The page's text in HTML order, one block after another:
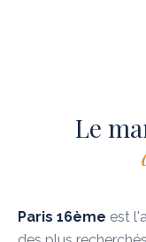
Le
Paris 16ème est